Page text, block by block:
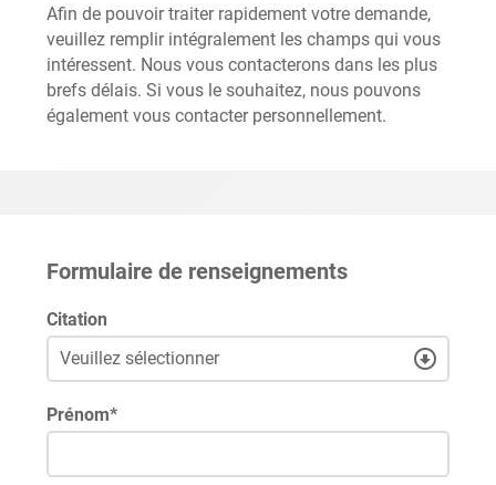
Afin de pouvoir traiter rapidement votre demande,
veuillez remplir intégralement les champs qui vous
intéressent. Nous vous contacterons dans les plus
brefs délais. Si vous le souhaitez, nous pouvons
également vous contacter personnellement.
Formulaire de renseignements
Citation
Prénom*